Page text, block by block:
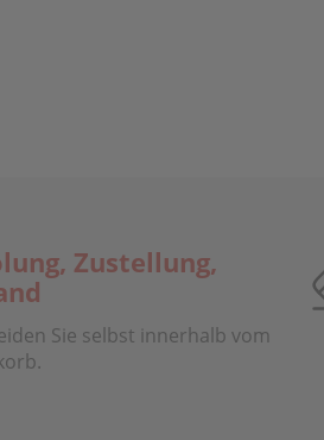
Zustellung,
Sie selbst innerhalb vom